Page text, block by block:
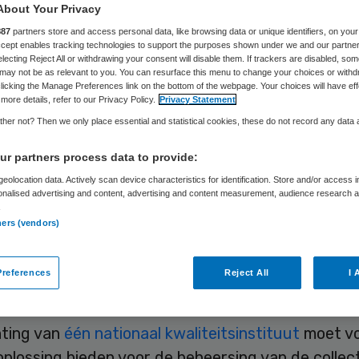
Skipr Redactie 8 juni 2010,12:20 31 keer gelezen
van Medisch Specialisten (Orde) plaatst
van één nationaal kwaliteitsinstituut voor de
De ministerraad stemde afgelopen
demissionair minister Klink. Hij ziet hierin de
en kostenbeheersing
Kwaliteitsinstituut
van één nationaal kwaliteitsinstituut moet
Your Privacy
partners store and access personal data, like browsing data or unique identifiers, on your
enables tracking technologies to support the purposes shown under we and our
Reject All or withdrawing your consent will disable them. If trackers are disabled,
not be as relevant to you. You can resurface this menu to change your choices or
the Manage Preferences link on the bottom of the webpage. Your choices will have
details, refer to our Privacy Policy. Privacy Statement
not? Then we only place essential and statistical cookies, these do not record any data
partners process data to provide:
data. Actively scan device characteristics for identification. Store and/or access
advertising and content, advertising and content measurement, audience research
(vendors)
Reject All I